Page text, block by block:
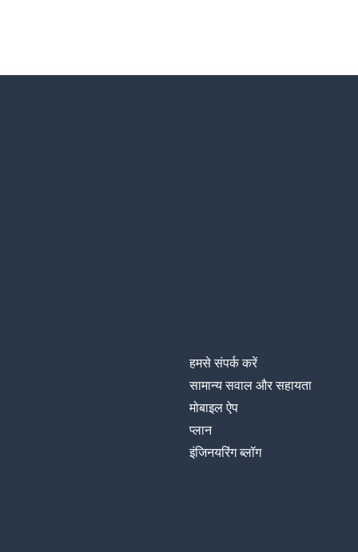
हमसे संपर्क करें
सामान्य सवाल और सहायता
मोबाइल ऐप
प्‍लान
इंजिनयरिंग ब्लॉग